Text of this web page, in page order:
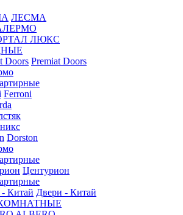
ЛЕСМА
ЛЮКС
Premiat Doors
Ferroni
Dorston
Центурион
Двери - Китай